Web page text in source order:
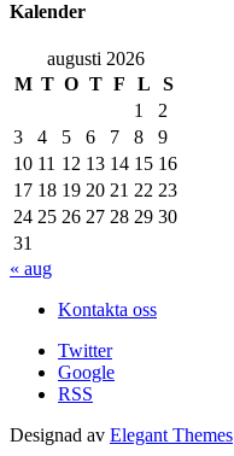
Kalender
augusti 2026
M T O T F L
S
1
2
3
4 5 6 7 8
9
10 11 12 13 14 15 16
17 18 19 20 21 22 23
24 25 26 27 28 29 30
31
« aug
Kontakta oss
Twitter
Google
RSS
Designad av Elegant Themes